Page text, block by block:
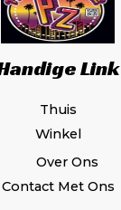
Link
Thuis
Winkel
Over Ons
Contact Met Ons